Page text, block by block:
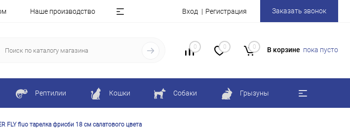
Наше производство Вход Регистрация Заказать звонок
0 0 0 В корзине пока пусто
Рептилии Кошки Собаки Грызуны
FLY fluo тарелка фрисби 18 см салатового цвета